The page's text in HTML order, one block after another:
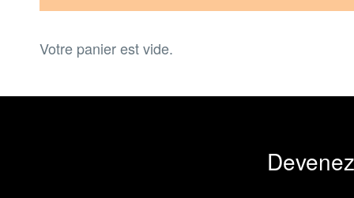
Votre panier est vide.